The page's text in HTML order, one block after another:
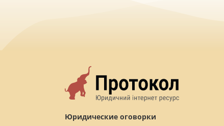
Юридические оговорки